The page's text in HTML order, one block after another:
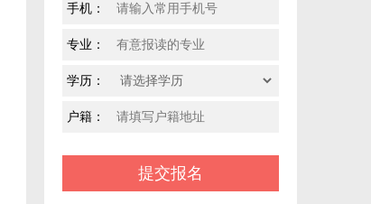
手机：
专业：
学历：
户籍：